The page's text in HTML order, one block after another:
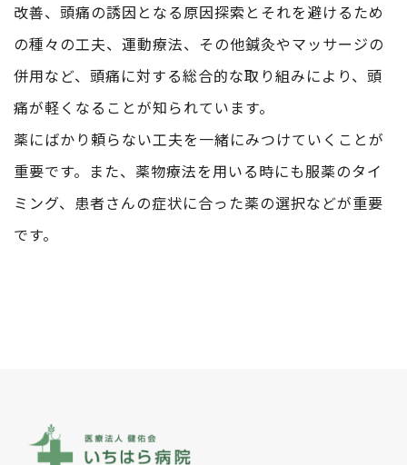
改善、頭痛の誘因となる原因探索とそれを避けるため
の種々の工夫、運動療法、その他鍼灸やマッサージの
併用など、頭痛に対する総合的な取り組みにより、頭
痛が軽くなることが知られています。
薬にばかり頼らない工夫を一緒にみつけていくことが
重要です。また、薬物療法を用いる時にも服薬のタイ
ミング、患者さんの症状に合った薬の選択などが重要
です。